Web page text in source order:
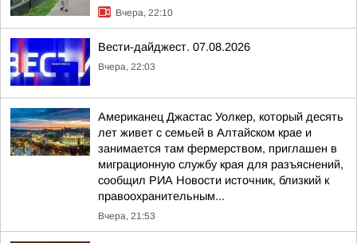
Вчера, 22:10
Вести-дайджест. 07.08.2026
Вчера, 22:03
Американец Джастас Уолкер, который десять
лет живет с семьей в Алтайском крае и
занимается там фермерством, приглашен в
миграционную службу края для разъяснений,
сообщил РИА Новости источник, близкий к
правоохранительным...
Вчера, 21:53